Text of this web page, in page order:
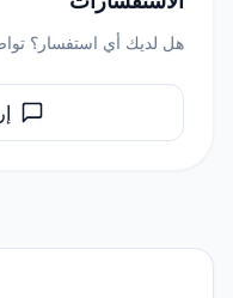
هل لديك أي استفسار؟